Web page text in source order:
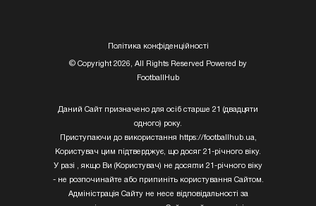
Полiтика конфiденцiйностi
© Copyright 2026, All Rights Reserved Powered by
FootballHub
Даний Сайт призначено для осіб старше 21 (двадцяти
одного) року.
Приступаючи до використання https://footballhub.ua,
Користувач цим підтверджує, що досяг 21-річного віку.
У разі , якщо Ви (Користувач) не досягли 21-річного віку
- не розпочинайте або припиніть користування Сайтом.
Адміністрація Сайту не несе відповідальності за